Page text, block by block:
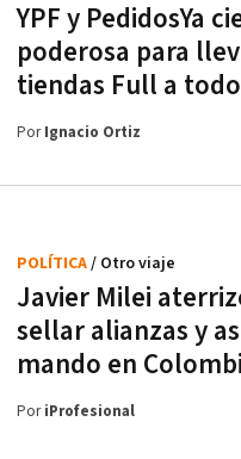
YPF y PedidosYa
poderosa para
tiendas Full a
PorIgnacio Ortiz
Javier Milei
sellar alianzas y
mando en
POLÍTICA/ Otro viaje
PoriProfesional